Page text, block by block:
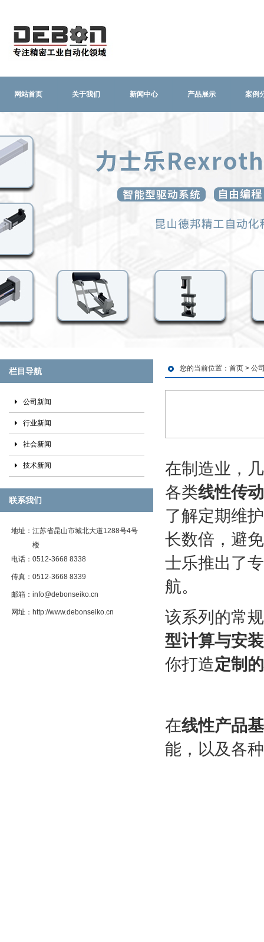
网站首页 关于我们 新闻中心 产品展示 案例
栏目导航
公司新闻
行业新闻
社会新闻
技术新闻
联系我们
地址： 江苏省昆山市城北大道1288号4号
楼
电话： 0512-3668 8338
传真： 0512-3668 8339
邮箱： info@debonseiko.cn
网址： http://www.debonseiko.cn
您的当前位置： 首页 > 公
在制造业，
各类线性传
了解定期维
长数倍，避
士乐推出了
航。
该系列的常
型计算与安
你打造定制
在线性产品
能，以及各